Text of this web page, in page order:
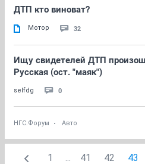
ДТП кто виноват?
Мотор 32
Ищу свидетелей ДТП
Русская (ост. "маяк")
selfdg 0
НГС.Форум Авто
1 ... 41 42 43